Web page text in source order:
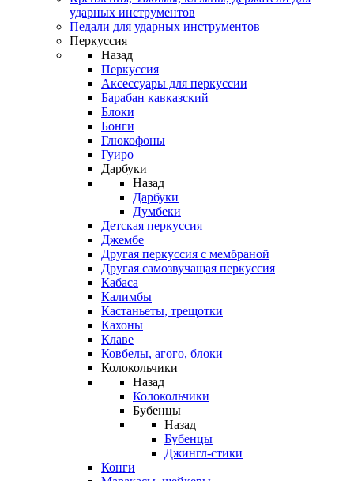
ударных инструментов
Педали для ударных инструментов
Перкуссия
Назад
Перкуссия
Аксессуары для перкуссии
Барабан кавказский
Блоки
Бонги
Глюкофоны
Гуиро
Дарбуки
Назад
Дарбуки
Думбеки
Детская перкуссия
Джембе
Другая перкуссия с мембраной
Другая самозвучащая перкуссия
Кабаса
Калимбы
Кастаньеты, трещотки
Кахоны
Клаве
Ковбелы, агого, блоки
Колокольчики
Назад
Колокольчики
Бубенцы
Назад
Бубенцы
Джингл-стики
Конги